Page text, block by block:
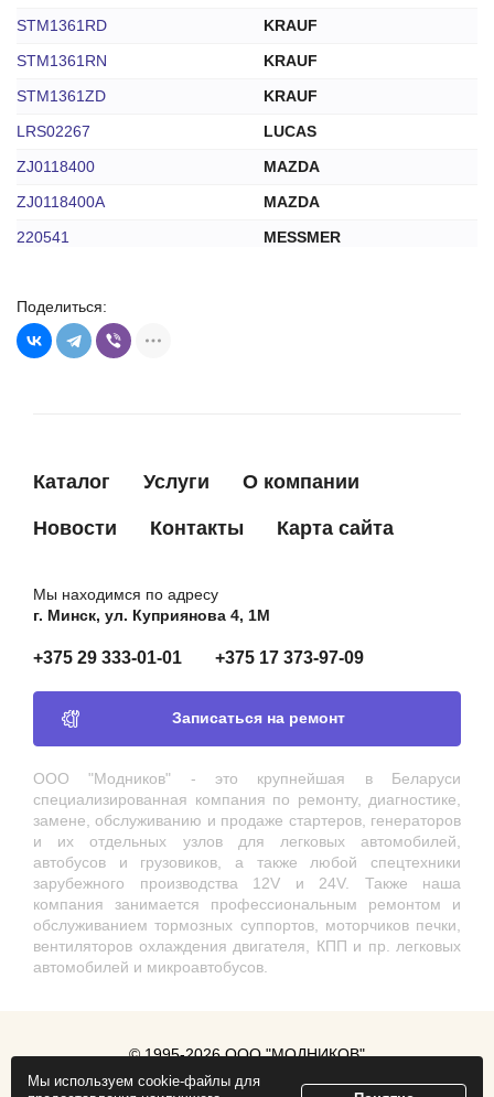
STM1361RD
KRAUF
STM1361RN
KRAUF
STM1361ZD
KRAUF
LRS02267
LUCAS
ZJ0118400
MAZDA
ZJ0118400A
MAZDA
220541
MESSMER
ST0844R
M000T91381
STM1361RB
MOTORHERZ
STM1361WA
MOTORHERZ
300N10305Z
Поделиться:
Каталог Услуги О компании
Новости Контакты Карта сайта
Мы находимся по адресу
г. Минск, ул. Куприянова 4, 1М
+375 29 333-01-01 +375 17 373-97-09
Записаться на ремонт
ООО "Модников" - это крупнейшая в Беларуси
специализированная компания по ремонту, диагностике,
замене, обслуживанию и продаже стартеров, генераторов
и их отдельных узлов для легковых автомобилей,
автобусов и грузовиков, а также любой спецтехники
зарубежного производства 12V и 24V. Также наша
компания занимается профессиональным ремонтом и
обслуживанием тормозных суппортов, моторчиков печки,
вентиляторов охлаждения двигателя, КПП и пр. легковых
автомобилей и микроавтобусов.
© 1995-2026 ООО "МОДНИКОВ"
Мы используем cookie-файлы для